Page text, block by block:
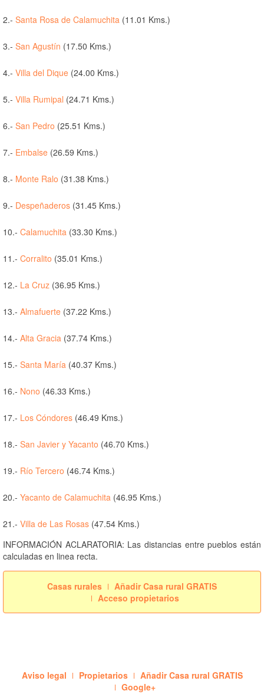
2.- Santa Rosa de Calamuchita (11.01 Kms.)
3.- San Agustín (17.50 Kms.)
4.- Villa del Dique (24.00 Kms.)
5.- Villa Rumipal (24.71 Kms.)
6.- San Pedro (25.51 Kms.)
7.- Embalse (26.59 Kms.)
8.- Monte Ralo (31.38 Kms.)
9.- Despeñaderos (31.45 Kms.)
10.- Calamuchita (33.30 Kms.)
11.- Corralito (35.01 Kms.)
12.- La Cruz (36.95 Kms.)
13.- Almafuerte (37.22 Kms.)
14.- Alta Gracia (37.74 Kms.)
15.- Santa María (40.37 Kms.)
16.- Nono (46.33 Kms.)
17.- Los Cóndores (46.49 Kms.)
18.- San Javier y Yacanto (46.70 Kms.)
19.- Río Tercero (46.74 Kms.)
20.- Yacanto de Calamuchita (46.95 Kms.)
21.- Villa de Las Rosas (47.54 Kms.)
INFORMACIÓN ACLARATORIA: Las distancias entre pueblos están
calculadas en linea recta.
Casas rurales
Añadir Casa rural GRATIS
Acceso propietarios
Aviso legal Propietarios
Añadir Casa rural GRATIS
Google+